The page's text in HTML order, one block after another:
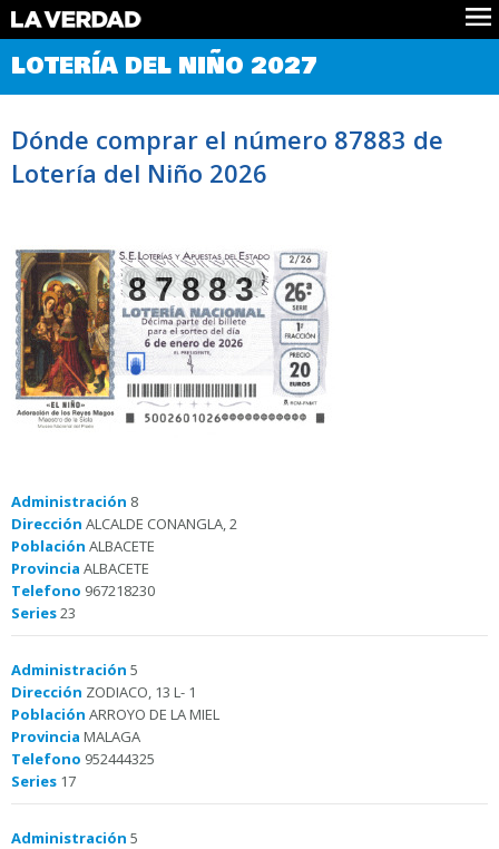
Comprobar Loteria del Niño
Premios
Noticias
Datos
LOTERÍA DEL NIÑO 2027
Dónde comprar el número 87883 de
Lotería del Niño 2026
87883
Administración 8
Dirección ALCALDE CONANGLA, 2
Población ALBACETE
Provincia ALBACETE
Telefono 967218230
Series23
Administración 5
Dirección ZODIACO, 13 L- 1
Población ARROYO DE LA MIEL
Provincia MALAGA
Telefono 952444325
Series 17
Administración 5